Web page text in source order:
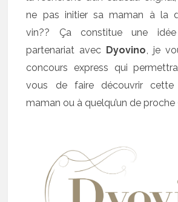
ne pas initier sa maman à la
vin?? Ça constitue une
partenariat avec Dyovino, je
concours express qui permettra
vous de faire découvrir
maman ou à quelqu’un de proche